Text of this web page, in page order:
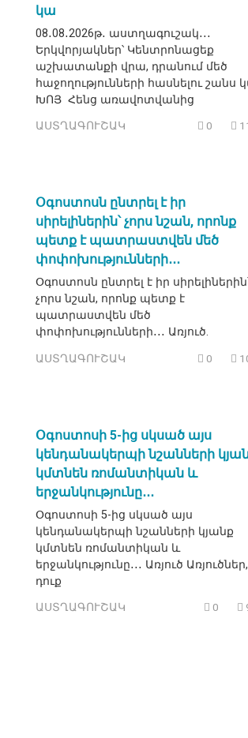
կա
08․08․2026թ․ աստղագուշակ․․․
Երկվորյակներ՝ Կենտրոնացեք
աշխատանքի վրա, դրանում մեծ
հաջողությունների հասնելու շանս
ԽՈՅ Հենց առավոտվանից
ԱՍՏՂԱԳՈՒՇԱԿ 0
Օգոստոսն ընտրել է իր
սիրելիներին՝ չորս նշան, որոնք
պետք է պատրաստվեն մեծ
փոփոխությունների․․․
Օգոստոսն ընտրել է իր
չորս նշան, որոնք պետք է
պատրաստվեն մեծ
փոփոխությունների․․․ Առյուծ.
ԱՍՏՂԱԳՈՒՇԱԿ 0
Օգոստոսի 5-ից սկսած այս
կենդանակերպի նշանների
կմտնեն ռոմանտիկան և
երջանկությունը․․․
Օգոստոսի 5-ից սկսած այս
կենդանակերպի նշանների կյանք
կմտնեն ռոմանտիկան և
երջանկությունը․․․ Առյուծ Առյուծներ,
դուք
ԱՍՏՂԱԳՈՒՇԱԿ 0